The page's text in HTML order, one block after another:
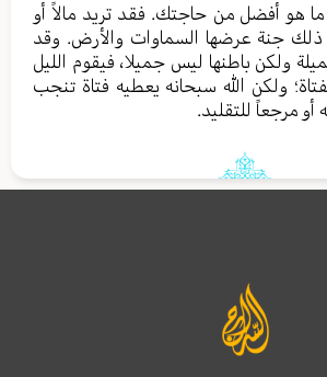
هو أفضل من حاجتك. فقد تريد مالاً أو
جنة عرضها السماوات والأرض. وقد
ولكن باطنها ليس جميلا، فيقوم الليل
ولكن الله سبحانه يعطيه فتاة تنجب
أو مرجعاً للتقليد.